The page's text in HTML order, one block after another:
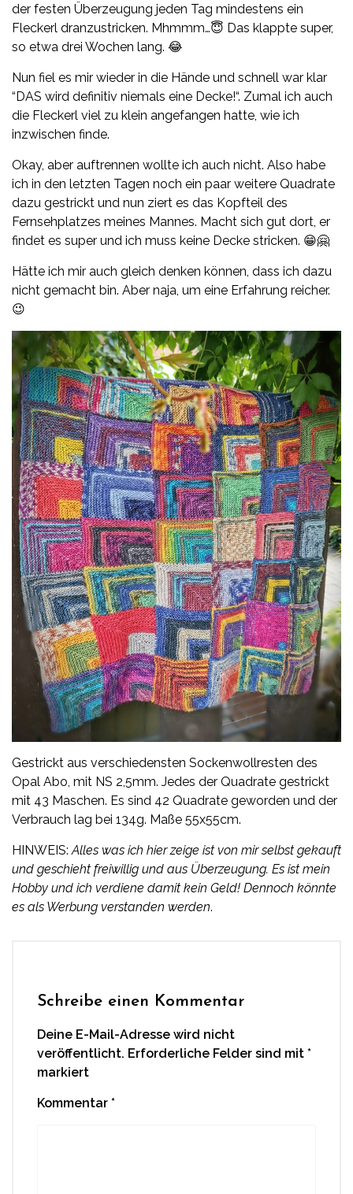
der festen Überzeugung jeden Tag mindestens ein
Fleckerl dranzustricken. Mhmmm…😇 Das klappte super,
so etwa drei Wochen lang. 😂
Nun fiel es mir wieder in die Hände und schnell war klar
“DAS wird definitiv niemals eine Decke!“. Zumal ich auch
die Fleckerl viel zu klein angefangen hatte, wie ich
inzwischen finde.
Okay, aber auftrennen wollte ich auch nicht. Also habe
ich in den letzten Tagen noch ein paar weitere Quadrate
dazu gestrickt und nun ziert es das Kopfteil des
Fernsehplatzes meines Mannes. Macht sich gut dort, er
findet es super und ich muss keine Decke stricken. 😁🤗
Hätte ich mir auch gleich denken können, dass ich dazu
nicht gemacht bin. Aber naja, um eine Erfahrung reicher.
😉
Gestrickt aus verschiedensten Sockenwollresten des
Opal Abo, mit NS 2,5mm. Jedes der Quadrate gestrickt
mit 43 Maschen. Es sind 42 Quadrate geworden und der
Verbrauch lag bei 134g. Maße 55x55cm.
HINWEIS: Alles was ich hier zeige ist von mir selbst gekauft
und geschieht freiwillig und aus Überzeugung. Es ist mein
Hobby und ich verdiene damit kein Geld! Dennoch könnte
es als Werbung verstanden werden.
Schreibe einen Kommentar
Deine E-Mail-Adresse wird nicht
veröffentlicht. Erforderliche Felder sind mit *
markiert
Kommentar *